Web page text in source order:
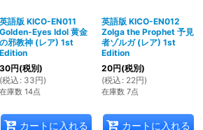
英語版 KICO-EN011
Golden-Eyes Idol 黄金
の邪教神 (レア) 1st
Edition
30円(税別)
(税込 : 33円)
在庫数 14点
カートに入れる
英語版 KICO-EN012
Zolga the Prophet 予見
者ゾルガ (レア) 1st
Edition
20円(税別)
(税込 : 22円)
在庫数 7点
カートに入れる